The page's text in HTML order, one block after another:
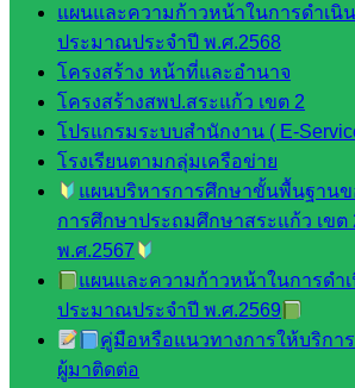
แผนและความก้าวหน้าในการดำเนิ
ประมาณประจำปี พ.ศ.2568
โครงสร้าง หน้าที่และอำนาจ
โครงสร้างสพป.สระแก้ว เขต 2
โปรแกรมระบบสำนักงาน ( E-
โรงเรียนตามกลุ่มเครือข่าย
แผนบริหารการศึกษาขั้นพื้นฐาน
การศึกษาประถมศึกษาสระแก้ว เข
พ.ศ.2567
แผนและความก้าวหน้าในการดำ
ประมาณประจำปี พ.ศ.2569
คู่มือหรือแนวทางการให้บริกา
ผู้มาติดต่อ
สอบถามได้นะคะ
Line
Tel 037-232263: